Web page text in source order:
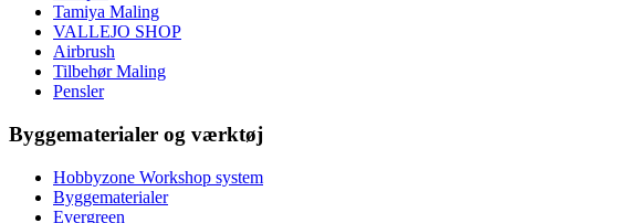
Tamiya Maling
VALLEJO SHOP
Airbrush
Tilbehør Maling
Pensler
Byggematerialer og værktøj
Hobbyzone Workshop system
Byggematerialer
Evergreen